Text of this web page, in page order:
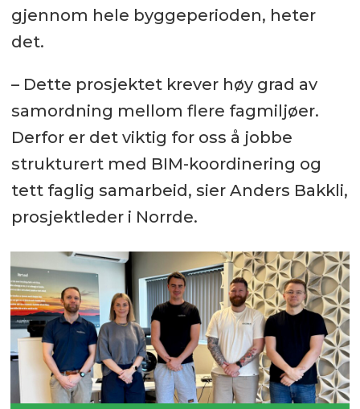
gjennom hele byggeperioden, heter
det.
– Dette prosjektet krever høy grad av
samordning mellom flere fagmiljøer.
Derfor er det viktig for oss å jobbe
strukturert med BIM-koordinering og
tett faglig samarbeid, sier Anders Bakkli,
prosjektleder i Norrde.